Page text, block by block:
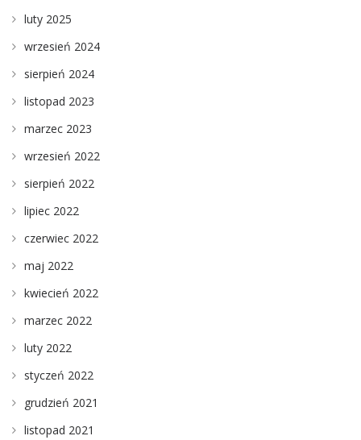
luty 2025
wrzesień 2024
sierpień 2024
listopad 2023
marzec 2023
wrzesień 2022
sierpień 2022
lipiec 2022
czerwiec 2022
maj 2022
kwiecień 2022
marzec 2022
luty 2022
styczeń 2022
grudzień 2021
listopad 2021